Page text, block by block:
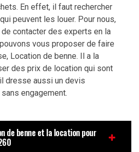
En effet, il faut rechercher
peuvent les louer. Pour nous,
contacter des experts en la
vous proposer de faire
Location de benne. Il a la
des prix de location qui sont
dresse aussi un devis
engagement.
de benne et la location pour